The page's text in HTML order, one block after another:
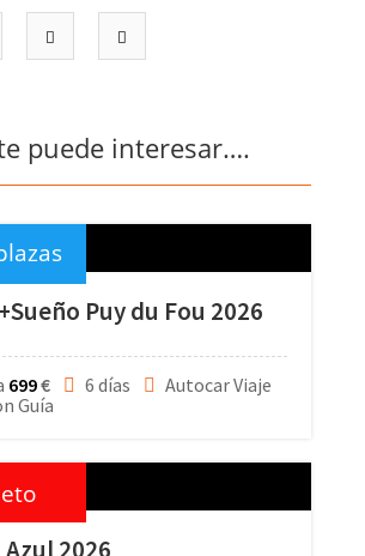
puede interesar….
Puy du Fou 2026
699€ 6 días
Autocar Viaje
Guía
2026